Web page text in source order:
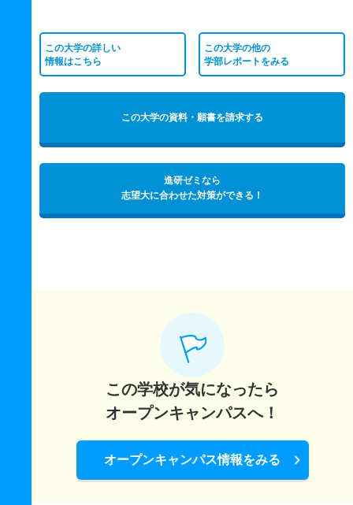
この大学の詳しい
情報はこちら
この大学の他の
学部レポートをみる
この大学の資料・願書を請求する
進研ゼミなら
志望大に合わせた対策ができる！
この学校が気になったら
オープンキャンパスへ！
オープンキャンパス情報をみる